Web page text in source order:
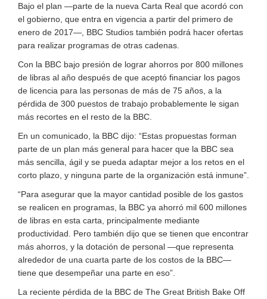
Bajo el plan —parte de la nueva Carta Real que acordó con
el gobierno, que entra en vigencia a partir del primero de
enero de 2017—, BBC Studios también podrá hacer ofertas
para realizar programas de otras cadenas.
Con la BBC bajo presión de lograr ahorros por 800 millones
de libras al año después de que aceptó financiar los pagos
de licencia para las personas de más de 75 años, a la
pérdida de 300 puestos de trabajo probablemente le sigan
más recortes en el resto de la BBC.
En un comunicado, la BBC dijo: “Estas propuestas forman
parte de un plan más general para hacer que la BBC sea
más sencilla, ágil y se pueda adaptar mejor a los retos en el
corto plazo, y ninguna parte de la organización está inmune”.
“Para asegurar que la mayor cantidad posible de los gastos
se realicen en programas, la BBC ya ahorró mil 600 millones
de libras en esta carta, principalmente mediante
productividad. Pero también dijo que se tienen que encontrar
más ahorros, y la dotación de personal —que representa
alrededor de una cuarta parte de los costos de la BBC—
tiene que desempeñar una parte en eso”.
La reciente pérdida de la BBC de The Great British Bake Off